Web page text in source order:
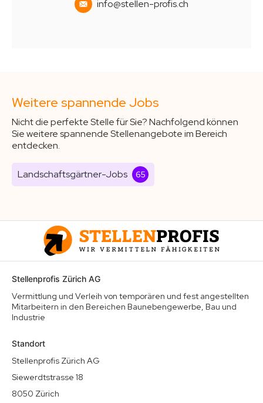
info@stellen-profis.ch
Weitere spannende Jobs
Nicht die perfekte Stelle für Sie? Nachfolgend können
Sie weitere spannende Stellenangebote im Bereich
entdecken.
Landschaftsgärtner-Jobs 65
Stellenprofis Zürich AG
Vermittlung und Verleih von temporären und fest angestellten
Mitarbeitern in den Bereichen Baunebengewerbe, Bau und
Industrie
Standort
Stellenprofis Zürich AG
Siewerdtstrasse 18
8050 Zürich